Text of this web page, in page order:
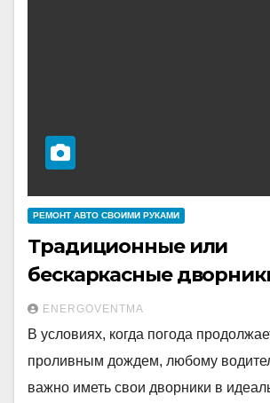
РЕМОНТ АВТО СВОИМИ РУКАМИ
Традиционные или
бескаркасные
ENERGOVENTMA
В условиях, когда погода
проливным дождем, любому
важно иметь свои дворники в